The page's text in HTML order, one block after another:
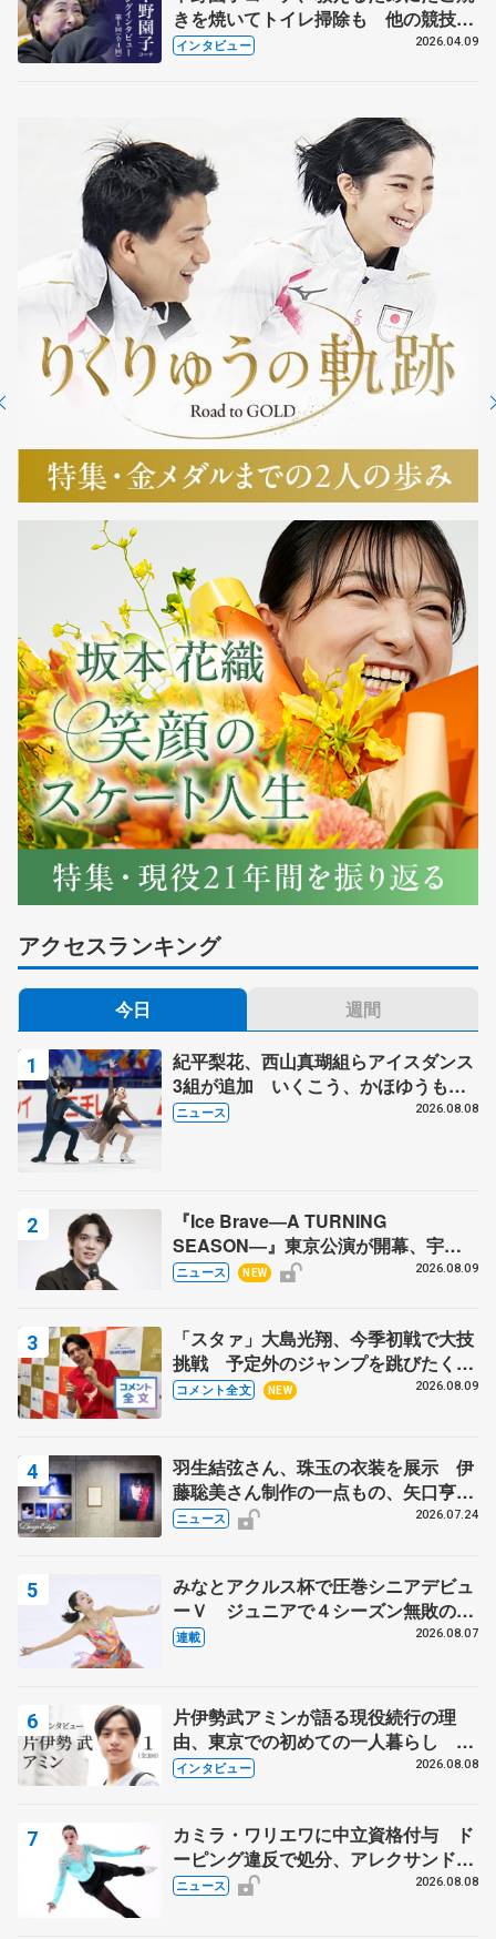
きを焼いてトイレ掃除も 他の競技に
も通用するという坂本花織の筋肉
インタビュー 2026.04.09
アクセスランキング
今日 週間
紀平梨花、西山真瑚組らアイスダンス
3組が追加 いくこう、かほゆうも、
木下グループ杯
ニュース 2026.08.08
『Ice Brave―A TURNING
SEASON―』東京公演が開幕、宇野
昌磨の『Ice Brave』にかける思いを
ニュース NEW 2026.08.09
「スタァ」大島光翔、今季初戦で大技
挑戦 予定外のジャンプを跳びたくな
った理由とは… 【関東サマートロフ
コメント全文 NEW 2026.08.09
羽生結弦さん、珠玉の衣装を展示 伊
藤聡美さん制作の一点もの、矢口亨さ
んが撮影
ニュース 2026.07.24
みなとアクルス杯で圧巻シニアデビュ
ーＶ ジュニアで４シーズン無敗の島
田麻央
連載 2026.08.07
片伊勢武アミンが語る現役続行の理
由、東京での初めての一人暮らし 注
目スケーターの「今」に迫る
インタビュー 2026.08.08
カミラ・ワリエワに中立資格付与 ド
ーピング違反で処分、アレクサンド
ラ・イグナトワも
ニュース 2026.08.08